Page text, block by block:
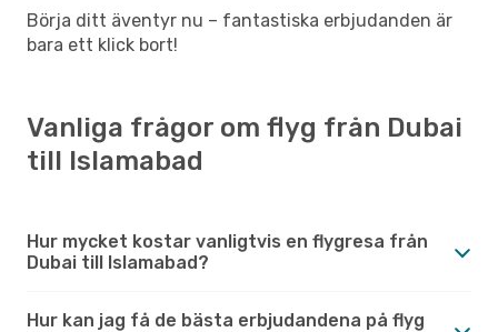
Börja ditt äventyr nu – fantastiska erbjudanden är
bara ett klick bort!
Vanliga frågor om flyg från Dubai
till Islamabad
Hur mycket kostar vanligtvis en flygresa från
Dubai till Islamabad?
Hur kan jag få de bästa erbjudandena på flyg